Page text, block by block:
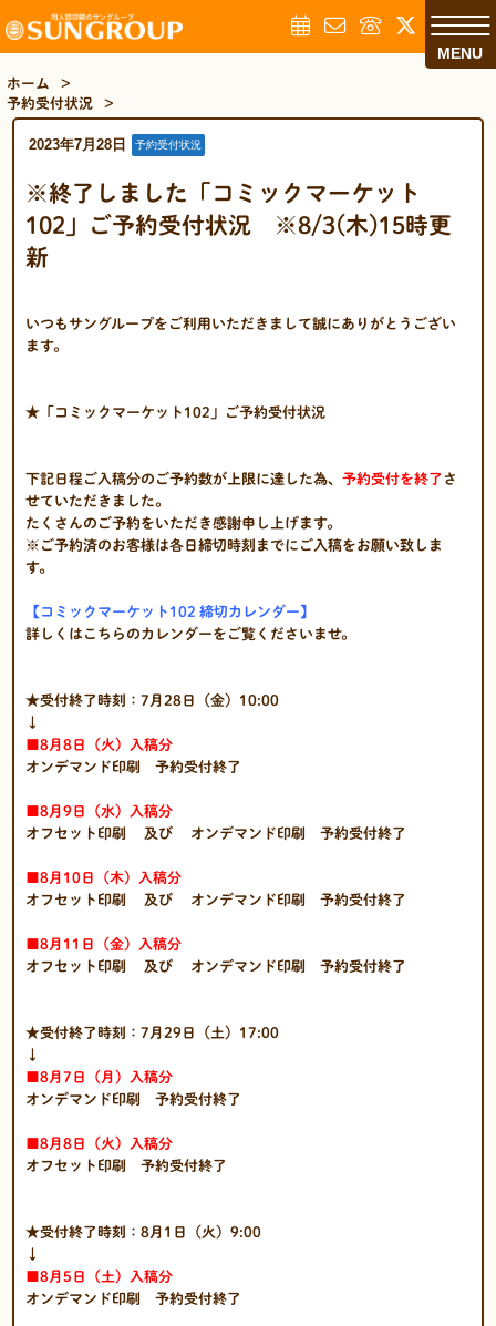
MENU
ホーム
>
予約受付状況
>
2023年7月28日 予約受付状況
※終了しました「コミックマーケット
102」ご予約受付状況 ※8/3(木)15時更
新
いつもサングループをご利用いただきまして誠にありがとうござい
ます。
★「コミックマーケット102」ご予約受付状況
下記日程ご入稿分のご予約数が上限に達した為、予約受付を終了 さ
せていただきました。
たくさんのご予約をいただき感謝申し上げます。
※ご予約済のお客様は各日締切時刻までにご入稿をお願い致しま
す。
【コミックマーケット102 締切カレンダー】
詳しくはこちらのカレンダーをご覧くださいませ。
★受付終了時刻：7月28日（金）10:00
↓
■8月8日（火）入稿分
オンデマンド印刷 予約受付終了
■8月9日（水）入稿分
オフセット印刷 及び オンデマンド印刷 予約受付終了
■8月10日（木）入稿分
オフセット印刷 及び オンデマンド印刷 予約受付終了
■8月11日（金）入稿分
オフセット印刷 及び オンデマンド印刷 予約受付終了
★受付終了時刻：7月29日（土）17:00
↓
■8月7日（月）入稿分
オンデマンド印刷 予約受付終了
■8月8日（火）入稿分
オフセット印刷 予約受付終了
★受付終了時刻：8月1日（火）9:00
↓
■8月5日（土）入稿分
オンデマンド印刷 予約受付終了